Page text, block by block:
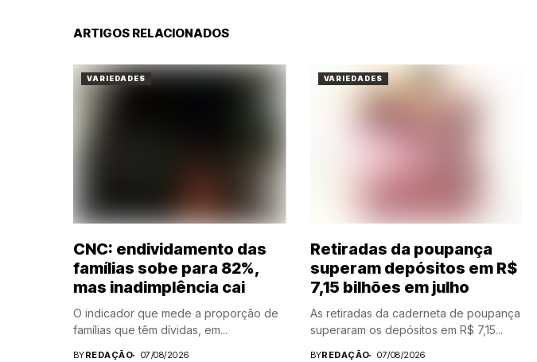
ARTIGOS RELACIONADOS
VARIEDADES
CNC: endividamento das
famílias sobe para 82%,
mas inadimplência cai
O indicador que mede a proporção de
famílias que têm dívidas, em...
BYREDAÇÃO 07/08/2026
VARIEDADES
Retiradas da poupança
superam depósitos em R$
7,15 bilhões em julho
As retiradas da caderneta de poupança
superaram os depósitos em R$ 7,15...
BYREDAÇÃO 07/08/2026